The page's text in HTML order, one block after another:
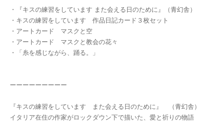
・『キスの練習をしています また会える日のために』（青幻舎）
・キスの練習をしています 作品日記カード３枚セット
・アートカード マスクと空
・アートカード マスクと教会の花々
・「糸を感じながら、踊る。」
ーーーーーーーーー
『キスの練習をしています また会える日のために』 （青幻舎）
イタリア在住の作家がロックダウン下で描いた、愛と祈りの物語